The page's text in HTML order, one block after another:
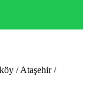
/ Ataşehir /